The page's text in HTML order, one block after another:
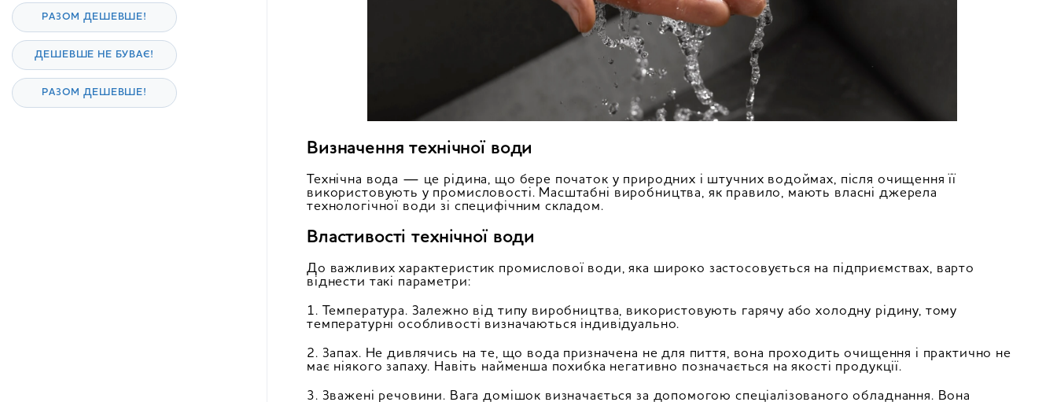
РАЗОМ ДЕШЕВШЕ!
ДЕШЕВШЕ НЕ БУВАЄ!
РАЗОМ ДЕШЕВШЕ!
Визначення технічної води
Технічна вода — це рідина, що бере початок у природних і штучних водоймах, після очищення її
використовують у промисловості. Масштабні виробництва, як правило, мають власні джерела
технологічної води зі специфічним складом.
Властивості технічної води
До важливих характеристик промислової води, яка широко застосовується на підприємствах, варто
віднести такі параметри:
1. Температура. Залежно від типу виробництва, використовують гарячу або холодну рідину, тому
температурні особливості визначаються індивідуально.
2. Запах. Не дивлячись на те, що вода призначена не для пиття, вона проходить очищення і практично не
має ніякого запаху. Навіть найменша похибка негативно позначається на якості продукції.
3. Зважені речовини. Вага домішок визначається за допомогою спеціалізованого обладнання. Вона